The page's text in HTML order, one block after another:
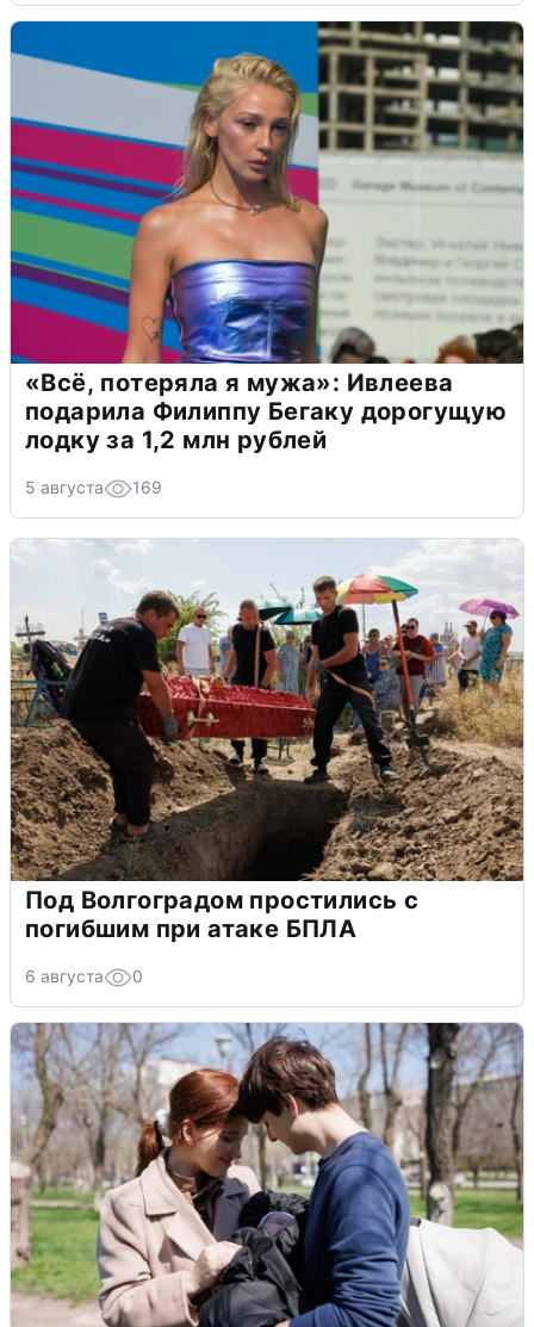
«Всё, потеряла я мужа»: Ивлеева
подарила Филиппу Бегаку дорогущую
лодку за 1,2 млн рублей
5 августа 169
Под Волгоградом простились с
погибшим при атаке БПЛА
6 августа 0